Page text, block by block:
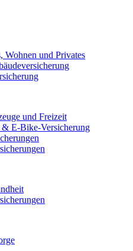
Wohnen und Privates
und Freizeit
& E-Bike-Versicherung